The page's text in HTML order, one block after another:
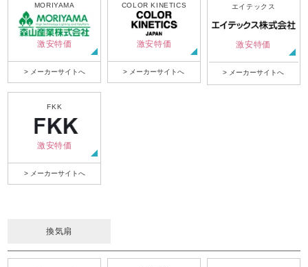
MORIYAMA
激安特価
> メーカーサイトへ
COLOR KINETICS
激安特価
> メーカーサイトへ
エイテックス
激安特価
> メーカーサイトへ
FKK
激安特価
> メーカーサイトへ
換気扇